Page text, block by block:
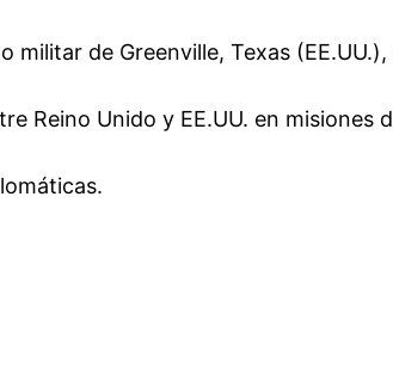
de Greenville, Texas
Reino Unido y EE.UU. en misiones